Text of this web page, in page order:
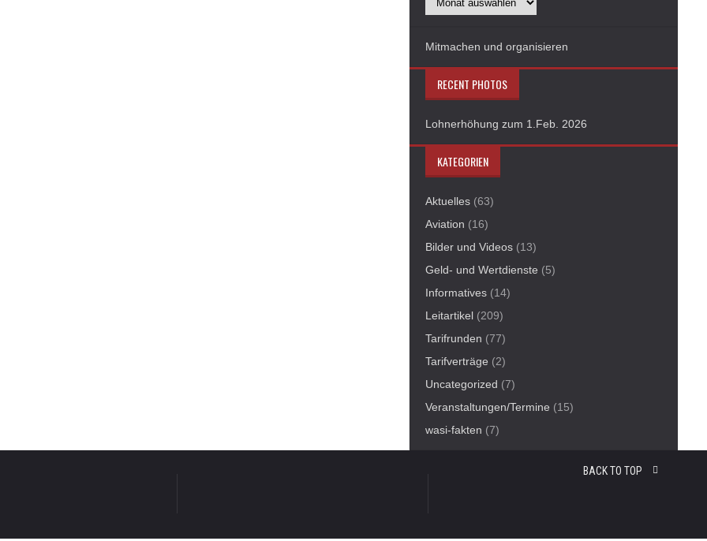
Mitmachen und organisieren
RECENT PHOTOS
Lohnerhöhung zum 1.Feb. 2026
KATEGORIEN
Aktuelles (63)
Aviation (16)
Bilder und Videos (13)
Geld- und Wertdienste (5)
Informatives (14)
Leitartikel (209)
Tarifrunden (77)
Tarifverträge (2)
Uncategorized (7)
Veranstaltungen/Termine (15)
wasi-fakten (7)
BACK TO TOP